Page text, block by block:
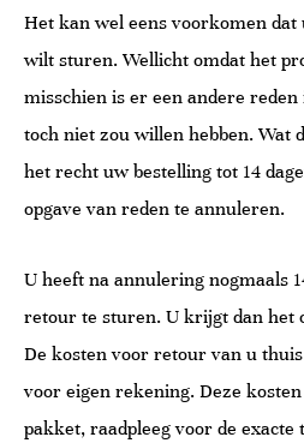
Het kan wel eens voorkomen
wilt sturen. Wellicht omdat het
misschien is er een andere
toch niet zou willen hebben. Wat
het recht uw bestelling tot 14
opgave van reden te annuleren.
U heeft na annulering nogmaals
retour te sturen. U krijgt dan het
De kosten voor retour van u
voor eigen rekening. Deze
pakket, raadpleeg voor de